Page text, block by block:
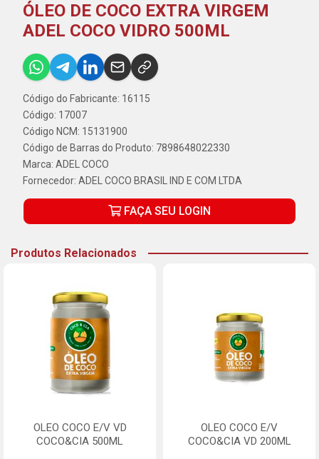
ÓLEO DE COCO EXTRA VIRGEM
ADEL COCO VIDRO 500ML
Código do Fabricante: 16115
Código: 17007
Código NCM: 15131900
Código de Barras do Produto: 7898648022330
Marca: ADEL COCO
Fornecedor: ADEL COCO BRASIL IND E COM LTDA
FAÇA SEU LOGIN
Produtos Relacionados
OLEO COCO E/V VD
COCO&CIA 500ML
OLEO COCO E/V
COCO&CIA VD 200ML